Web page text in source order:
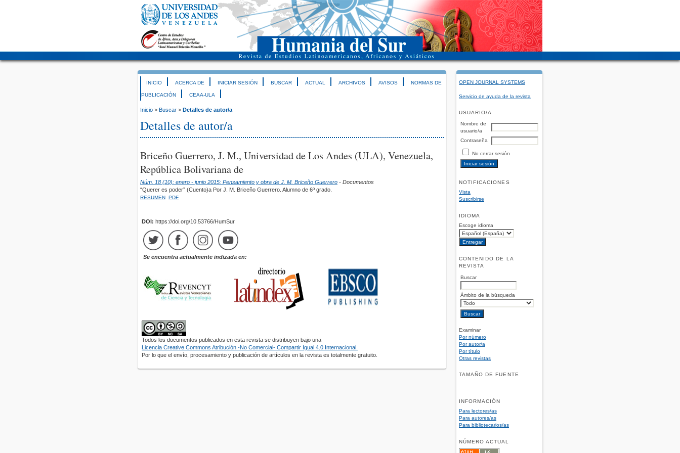
OPEN JOURNAL SYSTEMS
Servicio de ayuda de la revista
USUARIO/A
Nombre de
usuario/a
Contraseña
No cerrar sesión
NOTIFICACIONES
Vista
Suscribirse
IDIOMA
Escoge idioma
CONTENIDO DE LA
REVISTA
Buscar
Ámbito de la búsqueda
Examinar
Por número
Por autor/a
Por título
Otras revistas
TAMAÑO DE FUENTE
INFORMACIÓN
Para lectores/as
Para autores/as
Para bibliotecarios/as
NÚMERO ACTUAL
INICIO ACERCA DE INICIAR SESIÓN BUSCAR ACTUAL ARCHIVOS AVISOS NORMAS DE
PUBLICACIÓN CEAA-ULA
Inicio > Buscar > Detalles de autor/a
Detalles de autor/a
Briceño Guerrero, J. M., Universidad de Los Andes (ULA), Venezuela,
República Bolivariana de
Núm. 18 (10): enero - junio 2015: Pensamiento y obra de J. M. Briceño Guerrero - Documentos
“Querer es poder” (Cuento)a Por J. M. Briceño Guerrero. Alumno de 6º grado.
RESUMEN PDF
DOI: https://doi.org/10.53766/HumSur
Se encuentra actualmente indizada en:
Todos los documentos publicados en esta revista se distribuyen bajo una
Licencia Creative Commons Atribución -No Comercial- Compartir Igual 4.0 Internacional.
Por lo que el envío, procesamiento y publicación de artículos en la revista es totalmente gratuito.